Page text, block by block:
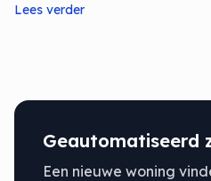
Lees verder
Geautomatiseerd
Een nieuwe woning